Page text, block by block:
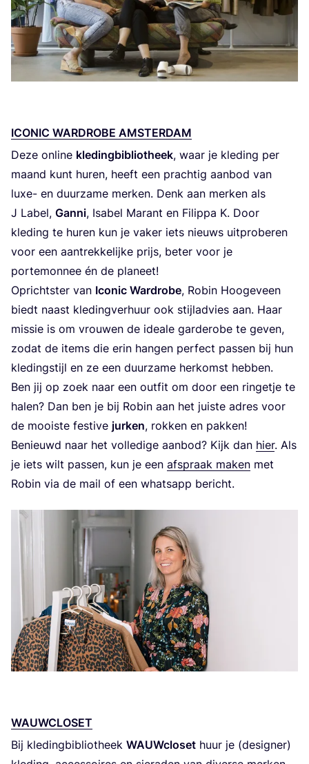
ICO­NIC WARD­RO­BE AMSTERDAM
Deze onli­ne kle­ding­bi­bli­o­theek, waar je kle­ding per
maand kunt huren, heeft een prach­tig aan­bod van
luxe- en duur­za­me mer­ken. Denk aan mer­ken als
J Label, Gan­ni, Isa­bel Marant en Filip­pa K. Door
kle­ding te huren kun je vaker iets nieuws uit­pro­be­ren
voor een aan­trek­ke­lij­ke prijs, beter voor je
por­te­mon­nee én de planeet!
Opricht­ster van Ico­nic Ward­ro­be, Robin Hoo­ge­veen
biedt naast kle­ding­ver­huur ook stijlad­vies aan. Haar
mis­sie is om vrou­wen de ide­a­le gar­de­ro­be te geven,
zodat de items die erin han­gen per­fect pas­sen bij hun
kle­ding­stijl en ze een duur­za­me her­komst hebben.
Ben jij op zoek naar een out­fit om door een rin­ge­tje te
halen? Dan ben je bij Robin aan het juis­te adres voor
de mooi­ste fes­ti­ve jur­ken, rok­ken en pak­ken!
Benieuwd naar het vol­le­di­ge aan­bod? Kijk dan hier. Als
je iets wilt pas­sen, kun je een afspraak maken met
Robin via de mail of een whats­app bericht.
WAUW­CLO­SET
Bij kle­ding­bi­bli­o­theek WAUW­clo­set huur je (desig­ner)